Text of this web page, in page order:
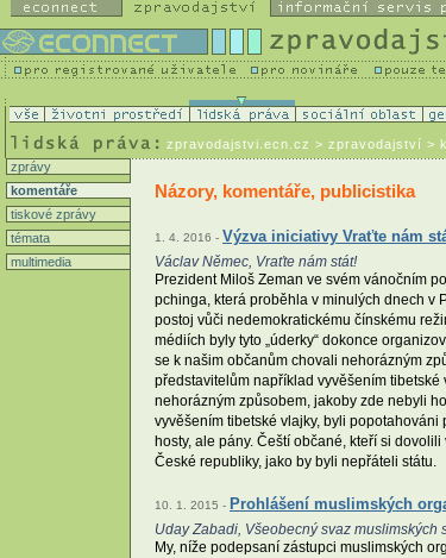
zpravodajstvi.ecn.cz > zpravodajství >
zprávy
komentáře
tiskové zprávy
témata
multimedia
Názory, komentáře, publicistika
1. 4. 2016 - Výzva iniciativy Vraťte nám
Václav Němec, Vraťte nám stát!
Prezident Miloš Zeman ve svém vánočním
pchinga, která proběhla v minulých dnech v
postoj vůči nedemokratickému čínskému
médiích byly tyto „úderky“ dokonce
se k našim občanům chovali nehorázným
představitelům například vyvěšením
nehorázným způsobem, jakoby zde nebyli
vyvěšením tibetské vlajky, byli
hosty, ale pány. Čeští občané, kteří si
České republiky, jako by byli nepřáteli státu.
10. 1. 2015 - Prohlášení muslimských
Uday Zabadi, Všeobecný svaz muslimských
My, níže podepsaní zástupci muslimských